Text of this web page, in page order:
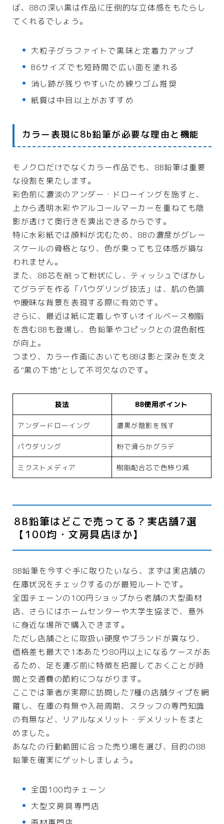
ば、8Bの深い黒は作品に圧倒的な立体感をもたらし
てくれるでしょう。
大粒子グラファイトで黒味と定着力アップ
B6サイズでも短時間で広い面を塗れる
消し跡が残りやすいため練りゴム推奨
紙質は中目以上がおすすめ
カラー表現に8b鉛筆が必要な理由と機能
モノクロだけでなくカラー作品でも、8B鉛筆は重要
な役割を果たします。
彩色前に濃淡のアンダー・ドローイングを施すと、
上から透明水彩やアルコールマーカーを重ねても陰
影が透けて奥行きを演出できるからです。
特に水彩紙では顔料が沈むため、8Bの濃度がグレー
スケールの骨格となり、色が乗っても立体感が損な
われません。
また、8B芯を削って粉状にし、ティッシュでぼかし
てグラデを作る「パウダリング技法」は、肌の色調
や曖昧な背景を表現する際に有効です。
さらに、最近は紙に定着しやすいオイルベース樹脂
を含む8Bも登場し、色鉛筆やコピックとの混色耐性
が向上。
つまり、カラー作画においても8Bは影と深みを支え
る“黒の下地”として不可欠なのです。
技法 8B使用ポイント
アンダードローイング 濃黒が陰影を残す
パウダリング 粉で滑らかグラデ
ミクストメディア 樹脂配合芯で色移り減
8B鉛筆はどこで売ってる？実店舗7選
【100均・文房具店ほか】
8B鉛筆を今すぐ手に取りたいなら、まずは実店舗の
在庫状況をチェックするのが最短ルートです。
全国チェーンの100円ショップから老舗の大型画材
店、さらにはホームセンターや大学生協まで、意外
に身近な場所で購入できます。
ただし店舗ごとに取扱い硬度やブランドが異なり、
価格差も最大で1本あたり80円以上になるケースがあ
るため、足を運ぶ前に特徴を把握しておくことが時
間と交通費の節約につながります。
ここでは筆者が実際に訪問した7種の店舗タイプを網
羅し、在庫の有無や入荷周期、スタッフの専門知識
の有無など、リアルなメリット・デメリットをまと
めました。
あなたの行動範囲に合った売り場を選び、目的の8B
鉛筆を確実にゲットしましょう。
全国100均チェーン
大型文房具専門店